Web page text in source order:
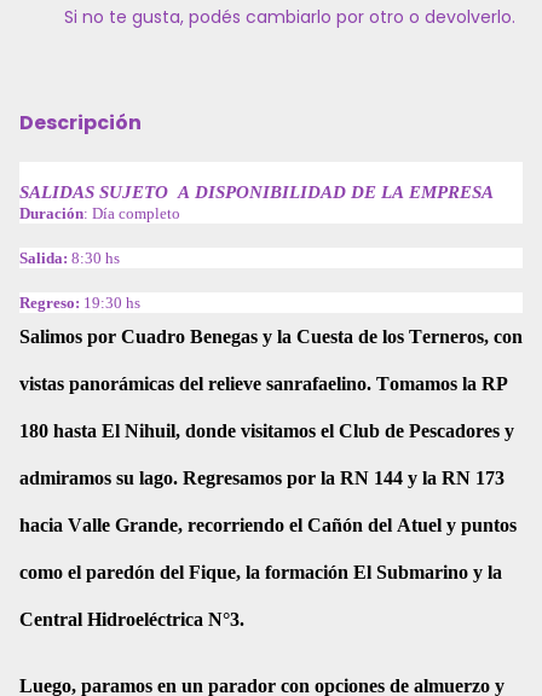
Si no te gusta, podés cambiarlo por otro o devolverlo.
Descripción
SALIDAS SUJETO A DISPONIBILIDAD DE LA EMPRESA
Duración: Día completo
Salida: 8:30 hs
Regreso: 19:30 hs
Salimos por Cuadro Benegas y la Cuesta de los Terneros, con
vistas panorámicas del relieve sanrafaelino. Tomamos la RP
180 hasta El Nihuil, donde visitamos el Club de Pescadores y
admiramos su lago. Regresamos por la RN 144 y la RN 173
hacia Valle Grande, recorriendo el Cañón del Atuel y puntos
como el paredón del Fique, la formación El Submarino y la
Central Hidroeléctrica N°3.
Luego, paramos en un parador con opciones de almuerzo y